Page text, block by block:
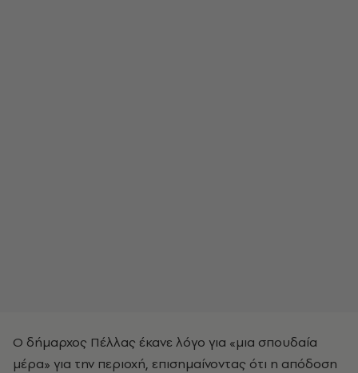
Ο δήμαρχος Πέλλας έκανε λόγο για «μια σπουδαία
μέρα» για την περιοχή, επισημαίνοντας ότι η απόδοση